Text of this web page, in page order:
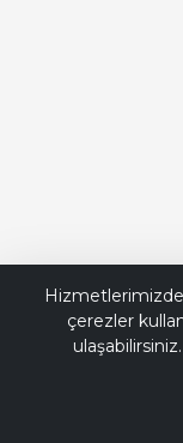
çerezler